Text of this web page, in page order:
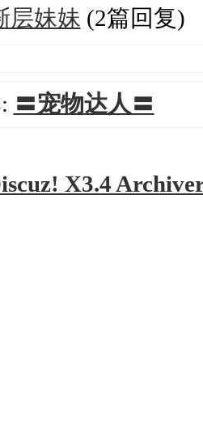
层妹妹 (2篇回复)
〓宠物达人〓
X3.4